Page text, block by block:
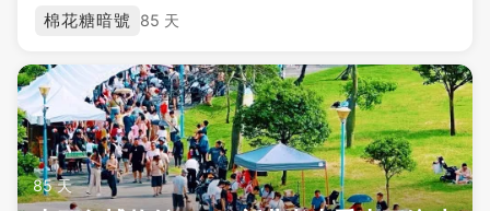
棉花糖暗號 85 天
85 天